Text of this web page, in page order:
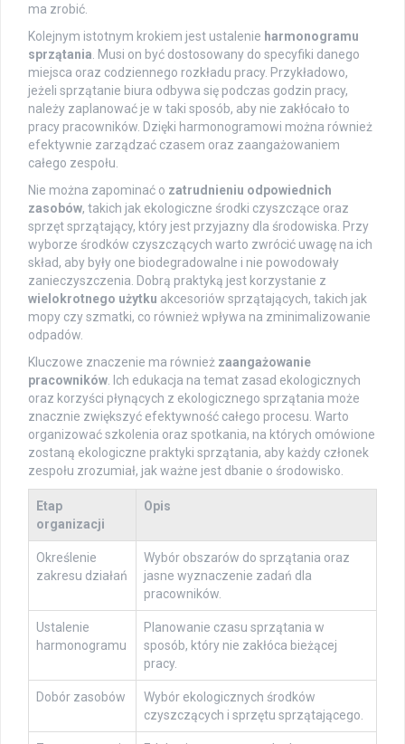
ma zrobić.
Kolejnym istotnym krokiem jest ustalenie harmonogramu
sprzątania . Musi on być dostosowany do specyfiki danego
miejsca oraz codziennego rozkładu pracy. Przykładowo,
jeżeli sprzątanie biura odbywa się podczas godzin pracy,
należy zaplanować je w taki sposób, aby nie zakłócało to
pracy pracowników. Dzięki harmonogramowi można również
efektywnie zarządzać czasem oraz zaangażowaniem
całego zespołu.
Nie można zapominać o zatrudnieniu odpowiednich
zasobów, takich jak ekologiczne środki czyszczące oraz
sprzęt sprzątający, który jest przyjazny dla środowiska. Przy
wyborze środków czyszczących warto zwrócić uwagę na ich
skład, aby były one biodegradowalne i nie powodowały
zanieczyszczenia. Dobrą praktyką jest korzystanie z
wielokrotnego użytku akcesoriów sprzątających, takich jak
mopy czy szmatki, co również wpływa na zminimalizowanie
odpadów.
Kluczowe znaczenie ma również zaangażowanie
pracowników . Ich edukacja na temat zasad ekologicznych
oraz korzyści płynących z ekologicznego sprzątania może
znacznie zwiększyć efektywność całego procesu. Warto
organizować szkolenia oraz spotkania, na których omówione
zostaną ekologiczne praktyki sprzątania, aby każdy członek
zespołu zrozumiał, jak ważne jest dbanie o środowisko.
Etap
organizacji
Opis
Określenie
zakresu działań
Wybór obszarów do sprzątania oraz
jasne wyznaczenie zadań dla
pracowników.
Ustalenie
harmonogramu
Planowanie czasu sprzątania w
sposób, który nie zakłóca bieżącej
pracy.
Dobór zasobów
Wybór ekologicznych środków
czyszczących i sprzętu sprzątającego.